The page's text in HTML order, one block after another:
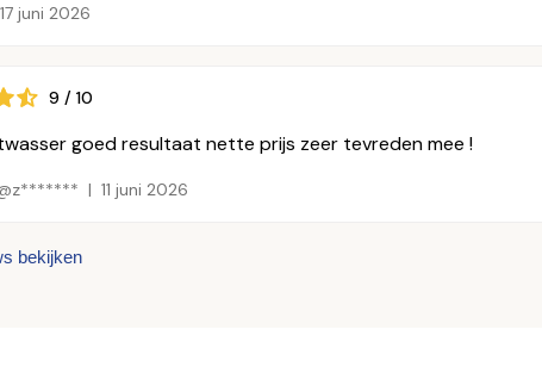
17 juni 2026
9 / 10
goed resultaat nette prijs zeer tevreden mee !
11 juni 2026
bekijken